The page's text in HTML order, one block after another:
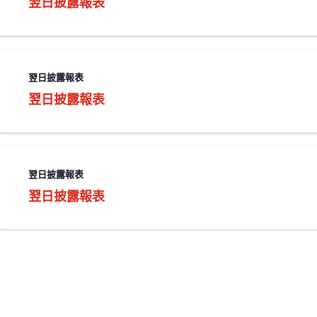
翌日披露報表
翌日披露報表
翌日披露報表
翌日披露報表